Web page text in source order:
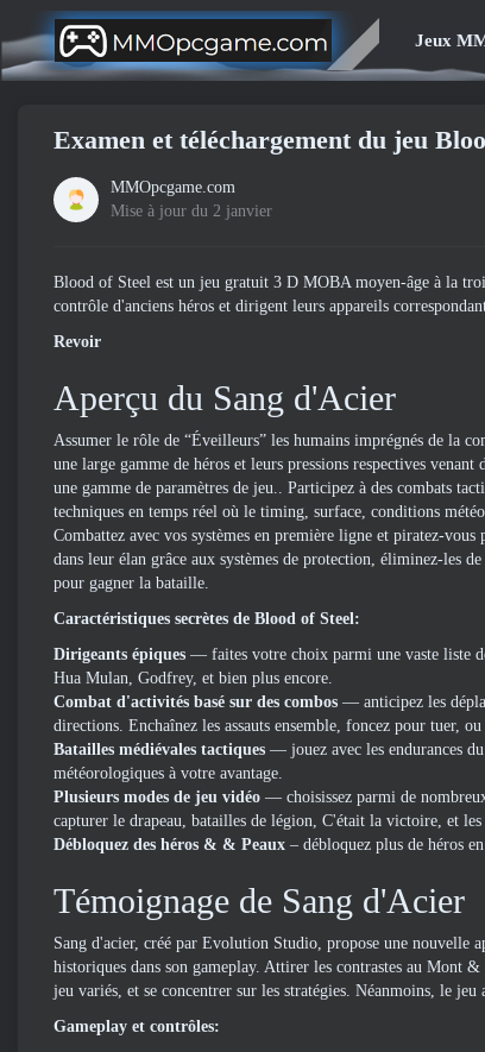
Jeux
Examen et téléchargement du jeu
MMOpcgame.com
Mise à jour du 2 janvier
Blood of Steel est un jeu gratuit 3 D MOBA moyen-âge à la
contrôle d'anciens héros et dirigent leurs appareils
Revoir
Aperçu du Sang d'Acier
Assumer le rôle de “Éveilleurs” les humains imprégnés de la
une large gamme de héros et leurs pressions respectives
une gamme de paramètres de jeu.. Participez à des combats
techniques en temps réel où le timing, surface, conditions
Combattez avec vos systèmes en première ligne et piratez-
dans leur élan grâce aux systèmes de protection, éliminez-les
pour gagner la bataille.
Caractéristiques secrètes de Blood of Steel:
Dirigeants épiques — faites votre choix parmi une vaste liste
Hua Mulan, Godfrey, et bien plus encore.
Combat d'activités basé sur des combos — anticipez les
directions. Enchaînez les assauts ensemble, foncez pour tuer,
Batailles médiévales tactiques — jouez avec les endurances
météorologiques à votre avantage.
Plusieurs modes de jeu vidéo — choisissez parmi de
capturer le drapeau, batailles de légion, C'était la victoire, et
Débloquez des héros & & Peaux – débloquez plus de héros
Témoignage de Sang d'Acier
Sang d'acier, créé par Evolution Studio, propose une nouvelle
historiques dans son gameplay. Attirer les contrastes au Mont
jeu variés, et se concentrer sur les stratégies. Néanmoins, le
Gameplay et contrôles: